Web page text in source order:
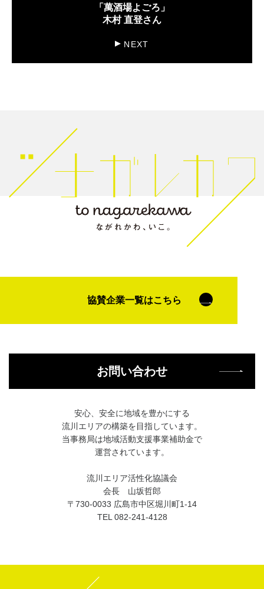
「萬酒場よごろ」
木村 直登さん
NEXT
協賛企業一覧はこちら
お問い合わせ
安心、安全に地域を豊かにする
流川エリアの構築を目指しています。
当事務局は地域活動支援事業補助金で
運営されています。
流川エリア活性化協議会
会長 山坂哲郎
〒730-0033 広島市中区堀川町1-14
TEL 082-241-4128